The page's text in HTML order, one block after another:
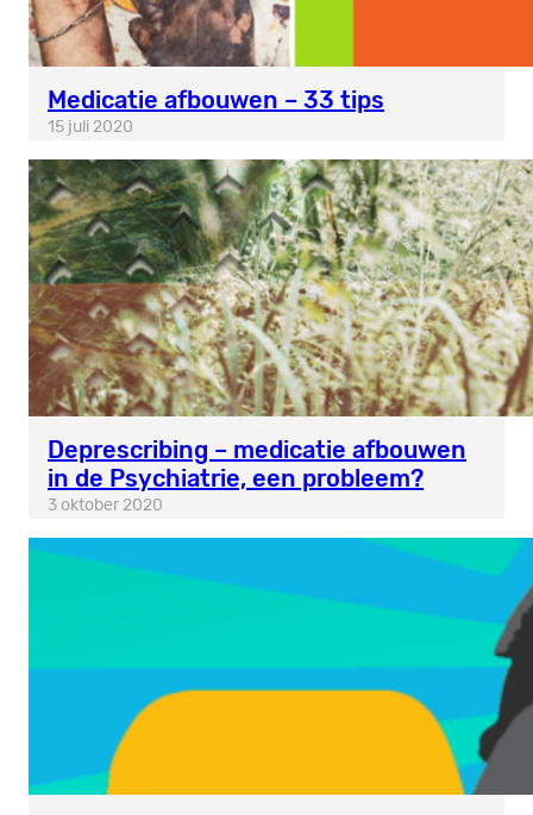
Medicatie afbouwen – 33 tips
15 juli 2020
Deprescribing – medicatie afbouwen
in de Psychiatrie, een probleem?
3 oktober 2020